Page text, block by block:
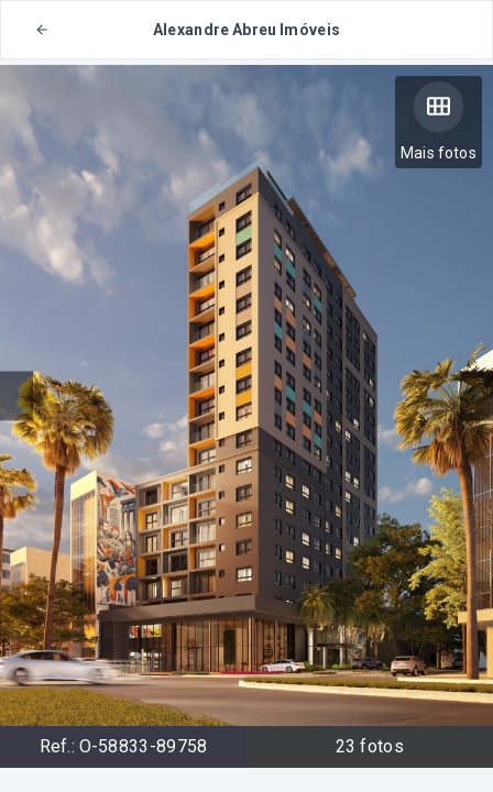
Alexandre Abreu Imóveis
Mais fotos
Ref.: O-58833-89758 23 fotos